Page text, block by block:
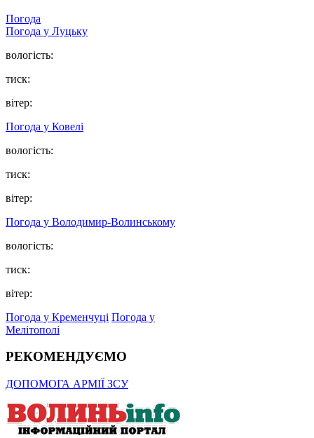
Погода
Погода у Луцьку
вологість:
тиск:
вітер:
Погода у Ковелі
вологість:
тиск:
вітер:
Погода у Володимир-Волинському
вологість:
тиск:
вітер:
Погода у Кременчуці Погода у
Мелітополі
РЕКОМЕНДУЄМО
ДОПОМОГА АРМІЇ ЗСУ